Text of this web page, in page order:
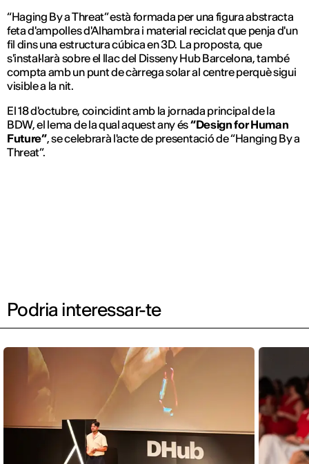
“Haging By a Threat” està formada per una figura abstracta
feta d'ampolles d'Alhambra i material reciclat que penja d'un
fil dins una estructura cúbica en 3D. La proposta, que
s'instal·larà sobre el llac del Disseny Hub Barcelona, també
compta amb un punt de càrrega solar al centre perquè sigui
visible a la nit.
El 18 d'octubre, coincidint amb la jornada principal de la
BDW, el lema de la qual aquest any és“Design for Human
Future”, se celebrarà l'acte de presentació de “Hanging By a
Threat”.
Podria interessar-te